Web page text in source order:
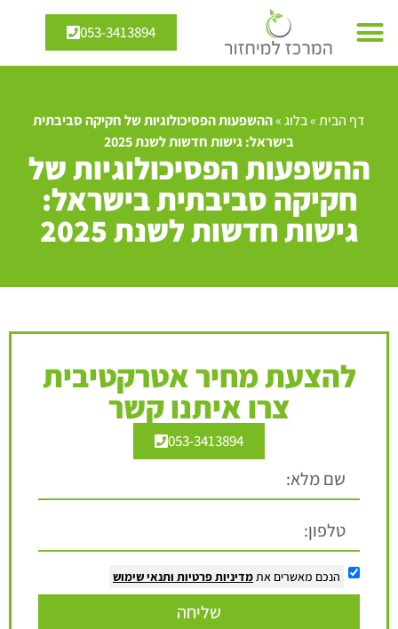
053-3413894
דף הבית»בלוג»ההשפעות הפסיכולוגיות של חקיקה סביבתית
בישראל: גישות חדשות לשנת 2025
ההשפעות הפסיכולוגיות של
חקיקה סביבתית בישראל:
גישות חדשות לשנת 2025
להצעת מחיר אטרקטיבית
צרו איתנו קשר
053-3413894
הנכם מאשרים את מדיניות פרטיות ותנאי שימוש
שליחה